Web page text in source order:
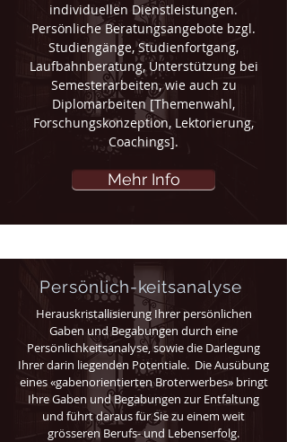
individuellen Dienstleistungen.
Persönliche Beratungsangebote bzgl.
Studiengänge, Studienfortgang,
Laufbahnberatung, Unterstützung bei
Semesterarbeiten, wie auch zu
Diplomarbeiten [Themenwahl,
Forschungskonzeption, Lektorierung,
Coachings].
Mehr Info
Persönlich-keitsanalyse
Herauskristallisierung Ihrer persönlichen
Gaben und Begabungen durch eine
Persönlichkeitsanalyse, sowie die Darlegung
Ihrer darin liegenden Potentiale. Die Ausübung
eines «gabenorientierten Broterwerbes» bringt
Ihre Gaben und Begabungen zur Entfaltung
und führt daraus für Sie zu einem weit
grösseren Berufs- und Lebenserfolg.